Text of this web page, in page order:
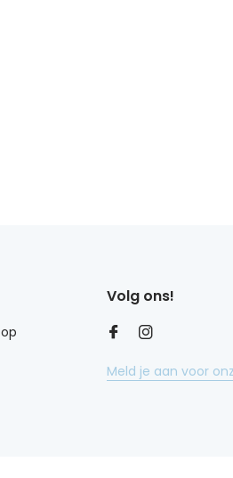
op
Volg ons!
Meld je aan voor